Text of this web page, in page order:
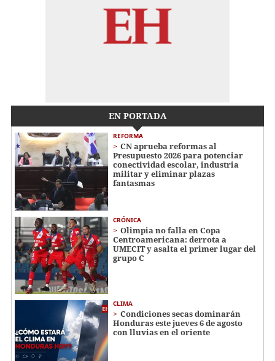
EN PORTADA
REFORMA
CN aprueba reformas al
Presupuesto 2026 para potenciar
conectividad escolar, industria
militar y eliminar plazas
fantasmas
CRÓNICA
Olimpia no falla en Copa
Centroamericana: derrota a
UMECIT y asalta el primer lugar del
grupo C
CLIMA
Condiciones secas dominarán
Honduras este jueves 6 de agosto
con lluvias en el oriente